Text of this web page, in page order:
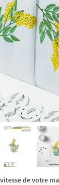
de votre